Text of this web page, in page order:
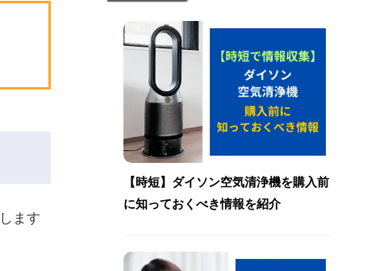
します
【時短】ダイソン空気清浄機を購入前
に知っておくべき情報を紹介